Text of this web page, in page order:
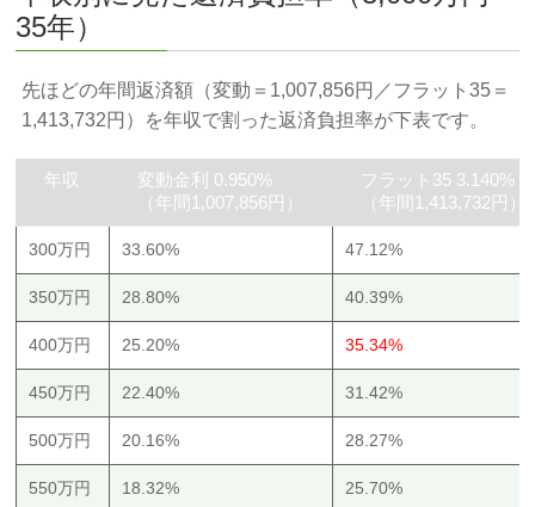
35年）
先ほどの年間返済額（変動＝1,007,856円／フラット35＝
1,413,732円）を年収で割った返済負担率が下表です。
年収
変動金利 0.950%
（年間1,007,856円）
フラット35 3.140%
（年間1,413,732円）
300万円 33.60% 47.12%
350万円 28.80% 40.39%
400万円 25.20% 35.34%
450万円 22.40% 31.42%
500万円 20.16% 28.27%
550万円 18.32% 25.70%